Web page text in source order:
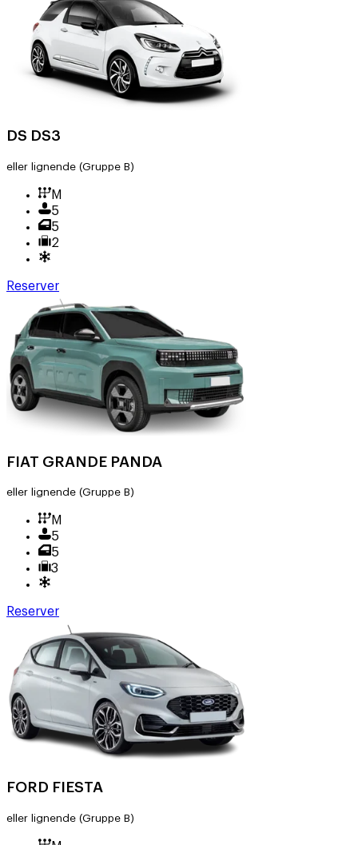
DS DS3
eller lignende (Gruppe B)
M
5
5
2
Reserver
FIAT GRANDE PANDA
eller lignende (Gruppe B)
M
5
5
3
Reserver
FORD FIESTA
eller lignende (Gruppe B)